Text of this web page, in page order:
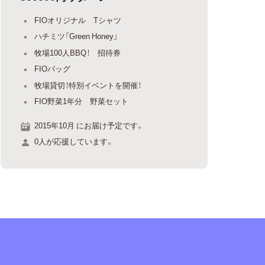
FIOオリジナル Tシャツ
ハチミツ「Green Honey」
牧場100人BBQ！ 招待券
FIOバッグ
牧場貸切！特別イベントを開催！
FIO野菜1年分 野菜セット
2015年10月 にお届け予定です。
0人が応援しています。